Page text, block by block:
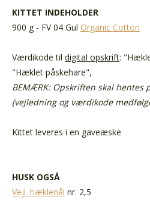
KITTET INDEHOLDER
900 g - FV 04 Gul Organic Cotton
Værdikode til digital opskrift:
"Hæklet påskehare",
BEMÆRK: Opskriften skal hentes
(vejledning og værdikode
Kittet leveres i en gaveæske
HUSK OGSÅ
Vejl. hæklenål nr. 2,5